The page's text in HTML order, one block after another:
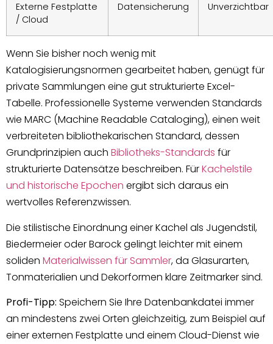
Externe Festplatte
/ Cloud
Datensicherung Unverzichtbar
Wenn Sie bisher noch wenig mit
Katalogisierungsnormen gearbeitet haben, genügt für
private Sammlungen eine gut strukturierte Excel-
Tabelle. Professionelle Systeme verwenden Standards
wie MARC (Machine Readable Cataloging), einen weit
verbreiteten bibliothekarischen Standard, dessen
Grundprinzipien auch Bibliotheks-Standards für
strukturierte Datensätze beschreiben. FürKachelstile
und historische Epochen ergibt sich daraus ein
wertvolles Referenzwissen.
Die stilistische Einordnung einer Kachel als Jugendstil,
Biedermeier oder Barock gelingt leichter mit einem
soliden Materialwissen für Sammler, da Glasurarten,
Tonmaterialien und Dekorformen klare Zeitmarker sind.
Profi-Tipp: Speichern Sie Ihre Datenbankdatei immer
an mindestens zwei Orten gleichzeitig, zum Beispiel auf
einer externen Festplatte und einem Cloud-Dienst wie